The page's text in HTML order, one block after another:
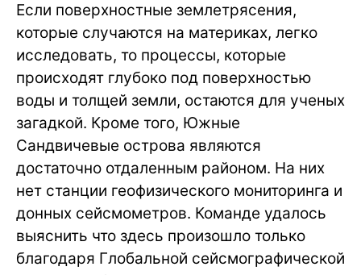
Если поверхностные землетрясения,
которые случаются на материках, легко
исследовать, то процессы, которые
происходят глубоко под поверхностью
воды и толщей земли, остаются для ученых
загадкой. Кроме того, Южные
Сандвичевые острова являются
достаточно отдаленным районом. На них
нет станции геофизического мониторинга и
донных сейсмометров. Команде удалось
выяснить что здесь произошло только
благодаря Глобальной сейсмографической